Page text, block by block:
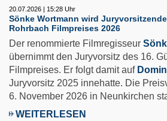
20.07.2026 | 15:28 Uhr
Sönke Wortmann wird
Rohrbach Filmpreises 2026
Der renommierte Filmregisseur
übernimmt den Juryvorsitz des 16.
Filmpreises. Er folgt damit auf
Juryvorsitz 2025 innehatte. Die
6. November 2026 in Neunkirchen
WEITERLESEN